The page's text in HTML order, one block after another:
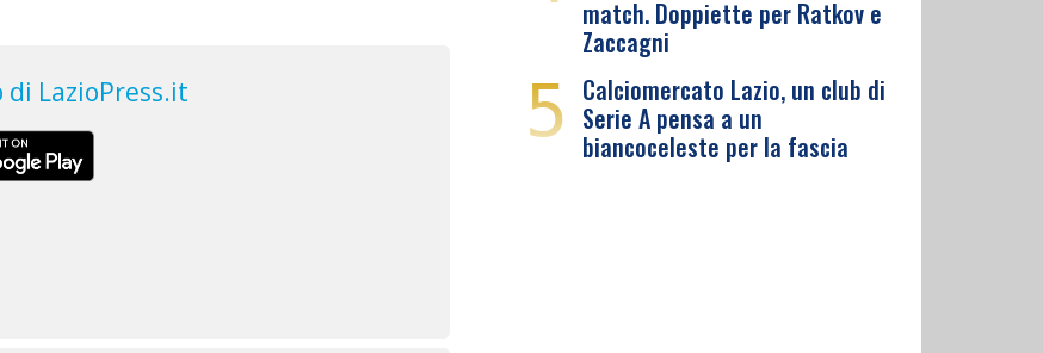
match. Doppiette per Ratkov e
Zaccagni
5 Calciomercato Lazio, un club di
Serie A pensa a un
biancoceleste per la fascia